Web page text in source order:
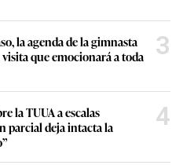
la agenda de la gimnasta
que emocionará a toda
3
la TUUA a escalas
parcial deja intacta la
4